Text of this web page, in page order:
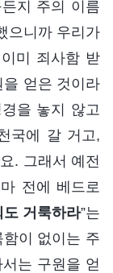
든지 주의 이름
으니까 우리가
미 죄사함 받
얻은 것이라
을 놓지 않고
국에 갈 거고,
. 그래서 예전
전에 베드로
거룩하라”는
이 없이는 주
는 구원을 얻